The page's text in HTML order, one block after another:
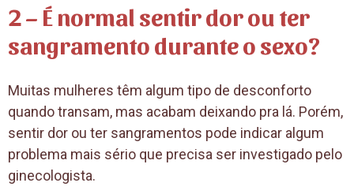
2 – É normal sentir dor ou ter
sangramento durante o sexo?
Muitas mulheres têm algum tipo de desconforto
quando transam, mas acabam deixando pra lá. Porém,
sentir dor ou ter sangramentos pode indicar algum
problema mais sério que precisa ser investigado pelo
ginecologista.